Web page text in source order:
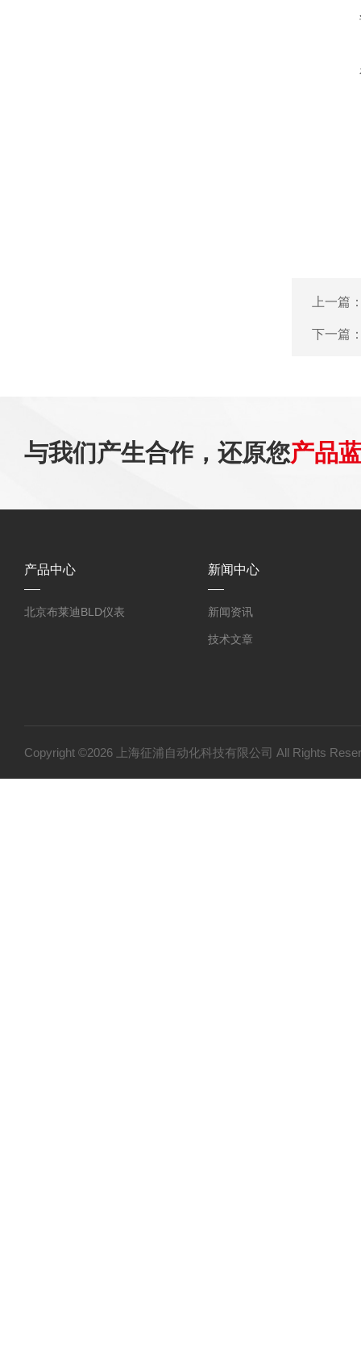
上一篇
下一篇
与我们产生合作，还原您产品
产品中心
北京布莱迪BLD仪表
新闻中心
新闻资讯
技术文章
Copyright ©2026 上海征浦自动化科技有限公司 All Rights